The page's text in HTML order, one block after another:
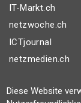
IT-Markt.ch
netzwoche.ch
ICTjournal
netzmedien.ch
©
Diese Website